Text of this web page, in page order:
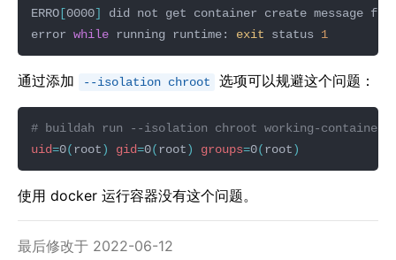
ERRO [0000]
error while running runtime: exit status 1
通过添加 --isolation chroot 选项可以规避这个问题：
# buildah run --isolation chroot working-container
uid=0(root) gid=0(root) groups=0(root)
使用 docker 运行容器没有这个问题。
最后修改于 2022-06-12